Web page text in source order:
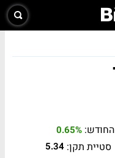
החודש: 0.65%
סטיית תקן: 5.34